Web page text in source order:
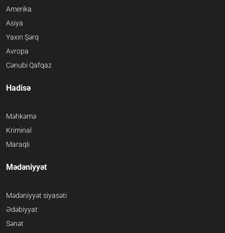
Amerika
Asiya
Yaxın Şərq
Avropa
Cənubi Qafqaz
Hadisə
Məhkəmə
Kriminal
Maraqlı
Mədəniyyət
Mədəniyyət siyasəti
Ədəbiyyat
Sənət